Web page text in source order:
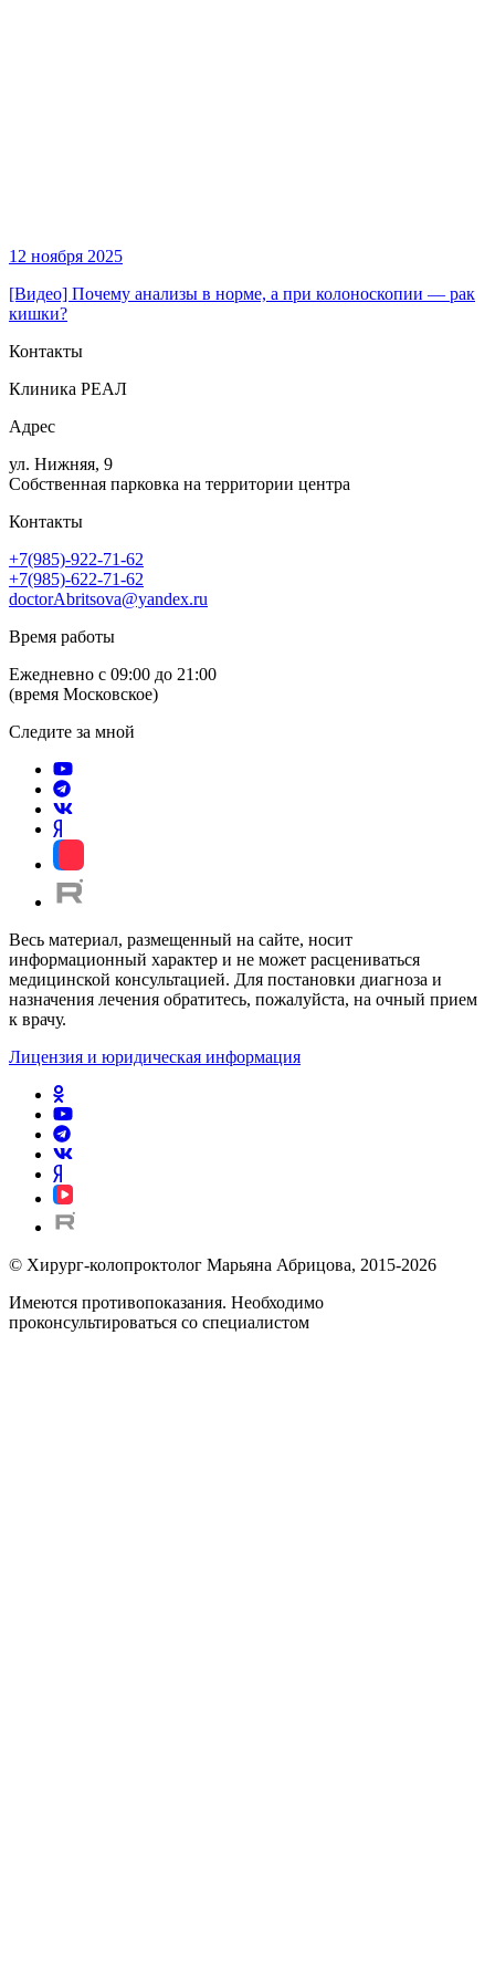
12 ноября 2025
[Видео] Почему анализы в норме, а при колоноскопии — рак
кишки?
Контакты
Клиника РЕАЛ
Адрес
ул. Нижняя, 9
Собственная парковка на территории центра
Контакты
+7(985)-922-71-62
+7(985)-622-71-62
doctorAbritsova@yandex.ru
Время работы
Ежедневно с 09:00 до 21:00
(время Московское)
Следите за мной
Весь материал, размещенный на сайте, носит
информационный характер и не может расцениваться
медицинской консультацией. Для постановки диагноза и
назначения лечения обратитесь, пожалуйста, на очный прием
к врачу.
Лицензия и юридическая информация
© Хирург-колопроктолог Марьяна Абрицова, 2015-2026
Имеются противопоказания. Необходимо
проконсультироваться со специалистом